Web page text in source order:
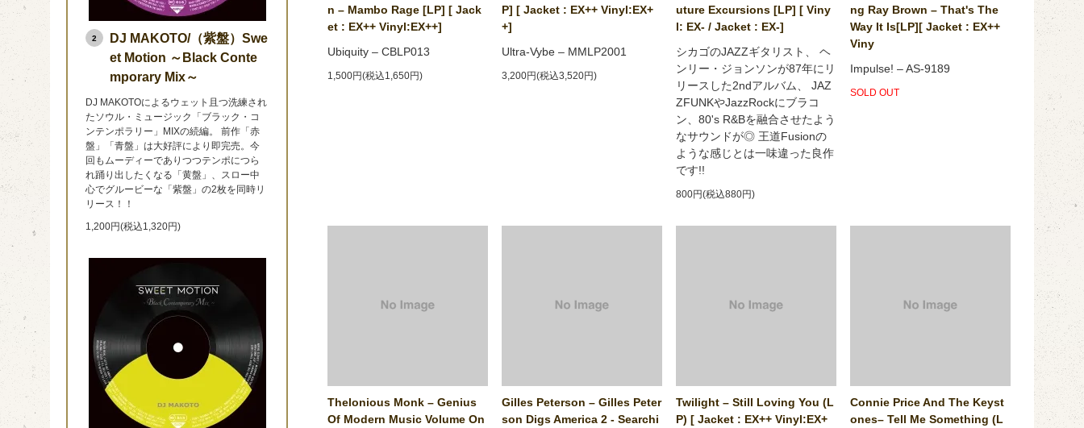
n ‎– Mambo Rage [LP] [ Jack
et : EX++ Vinyl:EX++]
Ubiquity ‎– CBLP013
1,500円(税込1,650円)
P] [ Jacket : EX++ Vinyl:EX+
+]
Ultra-Vybe ‎– MMLP2001
3,200円(税込3,520円)
uture Excursions [LP] [ Viny
l: EX- / Jacket : EX-]
シカゴのJAZZギタリスト、 ヘ
ンリー・ジョンソンが87年にリ
リースした2ndアルバム、 JAZ
ZFUNKやJazzRockにブラコ
ン、80's R&Bを融合させたよう
なサウンドが◎ 王道Fusionの
ような感じとは一味違った良作
です!!
800円(税込880円)
ng Ray Brown ‎– That's The
Way It Is[LP][ Jacket : EX++
Viny
Impulse! ‎– AS-9189
SOLD OUT
Thelonious Monk ‎– Genius
Of Modern Music Volume On
Gilles Peterson ‎– Gilles Peter
son Digs America 2 - Searchi
Twilight ‎– Still Loving You (L
P) [ Jacket : EX++ Vinyl:EX+
Connie Price And The Keyst
ones‎– Tell Me Something (L
2
DJ MAKOTO/（紫盤）Swe
et Motion ～Black Conte
mporary Mix～
DJ MAKOTOによるウェット且つ洗練され
たソウル・ミュージック「ブラック・コ
ンテンポラリー」MIXの続編。 前作「赤
盤」「青盤」は大好評により即完売。今
回もムーディーでありつつテンポにつら
れ踊り出したくなる「黄盤」、スロー中
心でグルービーな「紫盤」の2枚を同時リ
リース！！
1,200円(税込1,320円)